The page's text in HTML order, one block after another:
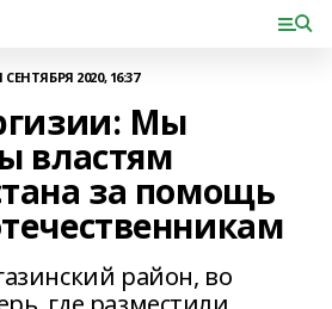
СЕНТЯБРЯ 2020, 16:37
Мы
властям
за помощь
район, во